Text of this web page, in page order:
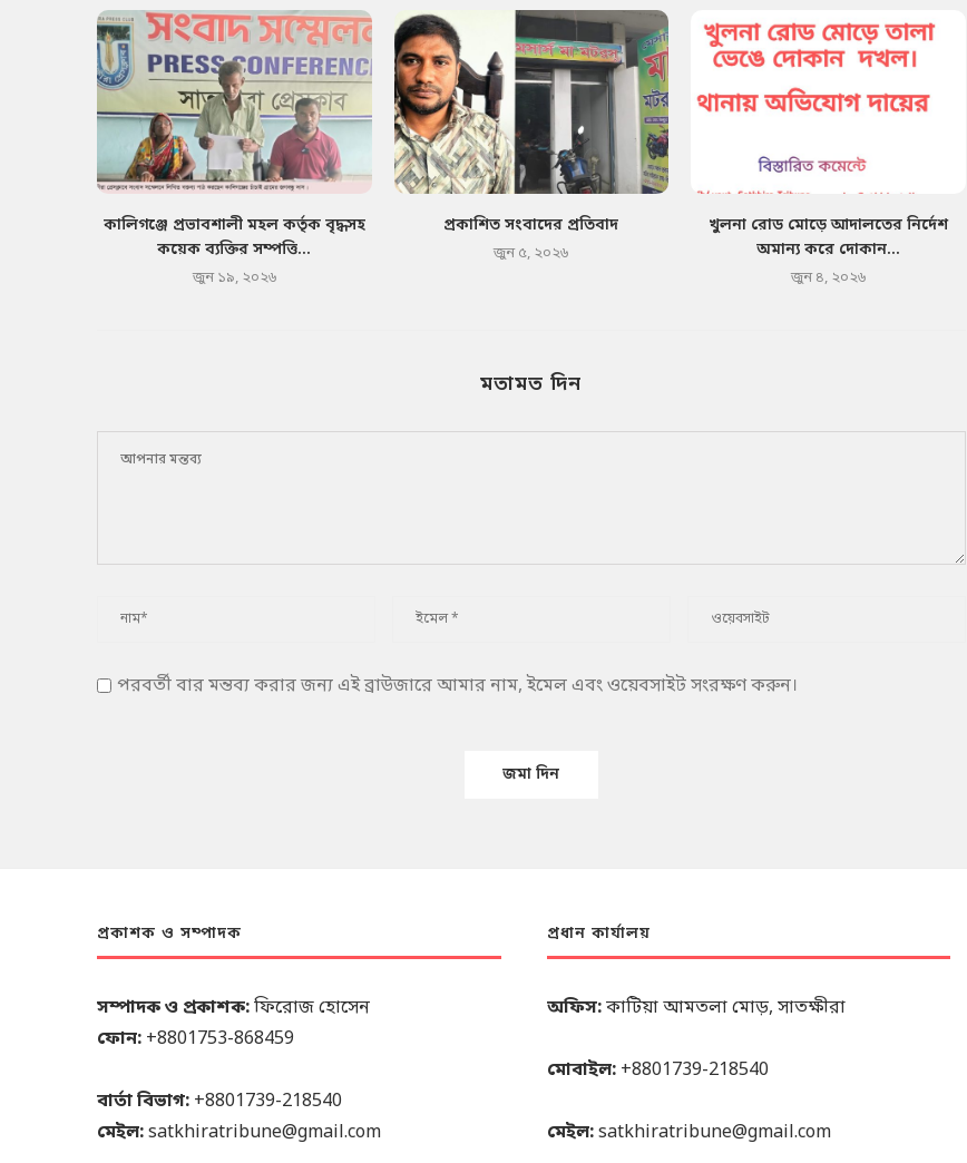
কালিগঞ্জে প্রভাবশালী মহল কর্তৃক বৃদ্ধসহ
কয়েক ব্যক্তির সম্পত্তি...
জুন ১৯, ২০২৬
প্রকাশিত সংবাদের প্রতিবাদ
জুন ৫, ২০২৬
খুলনা রোড মোড়ে আদালতের নির্দেশ
অমান্য করে দোকান...
জুন ৪, ২০২৬
মতামত দিন
পরবর্তী বার মন্তব্য করার জন্য এই ব্রাউজারে আমার নাম, ইমেল এবং ওয়েবসাইট সংরক্ষণ করুন।
প্রকাশক ও সম্পাদক
সম্পাদক ও প্রকাশক:ফিরোজ হোসেন
ফোন: +8801753-868459
বার্তা বিভাগ: +8801739-218540
মেইল:satkhiratribune@gmail.com
প্রধান কার্যালয়
অফিস:কাটিয়া আমতলা মোড়, সাতক্ষীরা
মোবাইল: +8801739-218540
মেইল:satkhiratribune@gmail.com